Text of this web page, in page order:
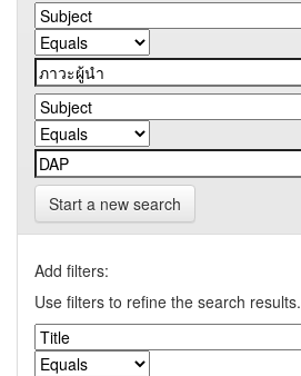
Start a new search
Add filters:
Use filters to refine the search results.